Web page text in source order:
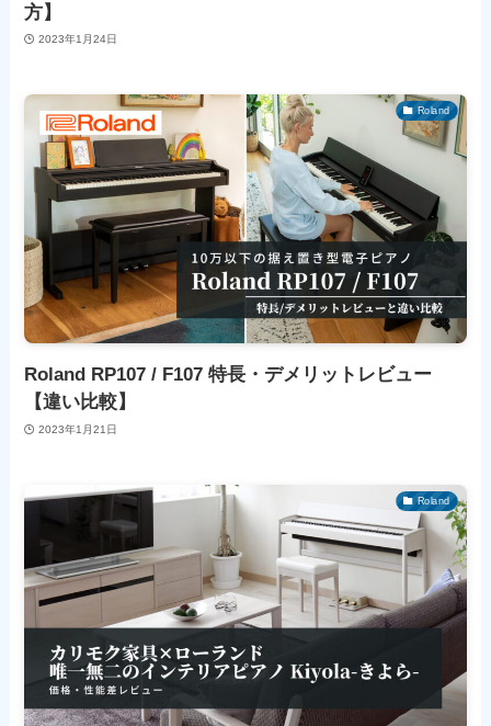
方】
2023年1月24日
Roland
Roland RP107 / F107 特長・デメリットレビュー
【違い比較】
2023年1月21日
Roland